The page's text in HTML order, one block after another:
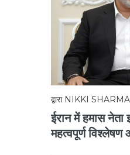
द्वारा NIKKI SHARMA
ईरान में हमास नेता
महत्वपूर्ण विश्लेषण